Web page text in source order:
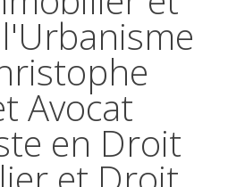
Avocat
en Droit